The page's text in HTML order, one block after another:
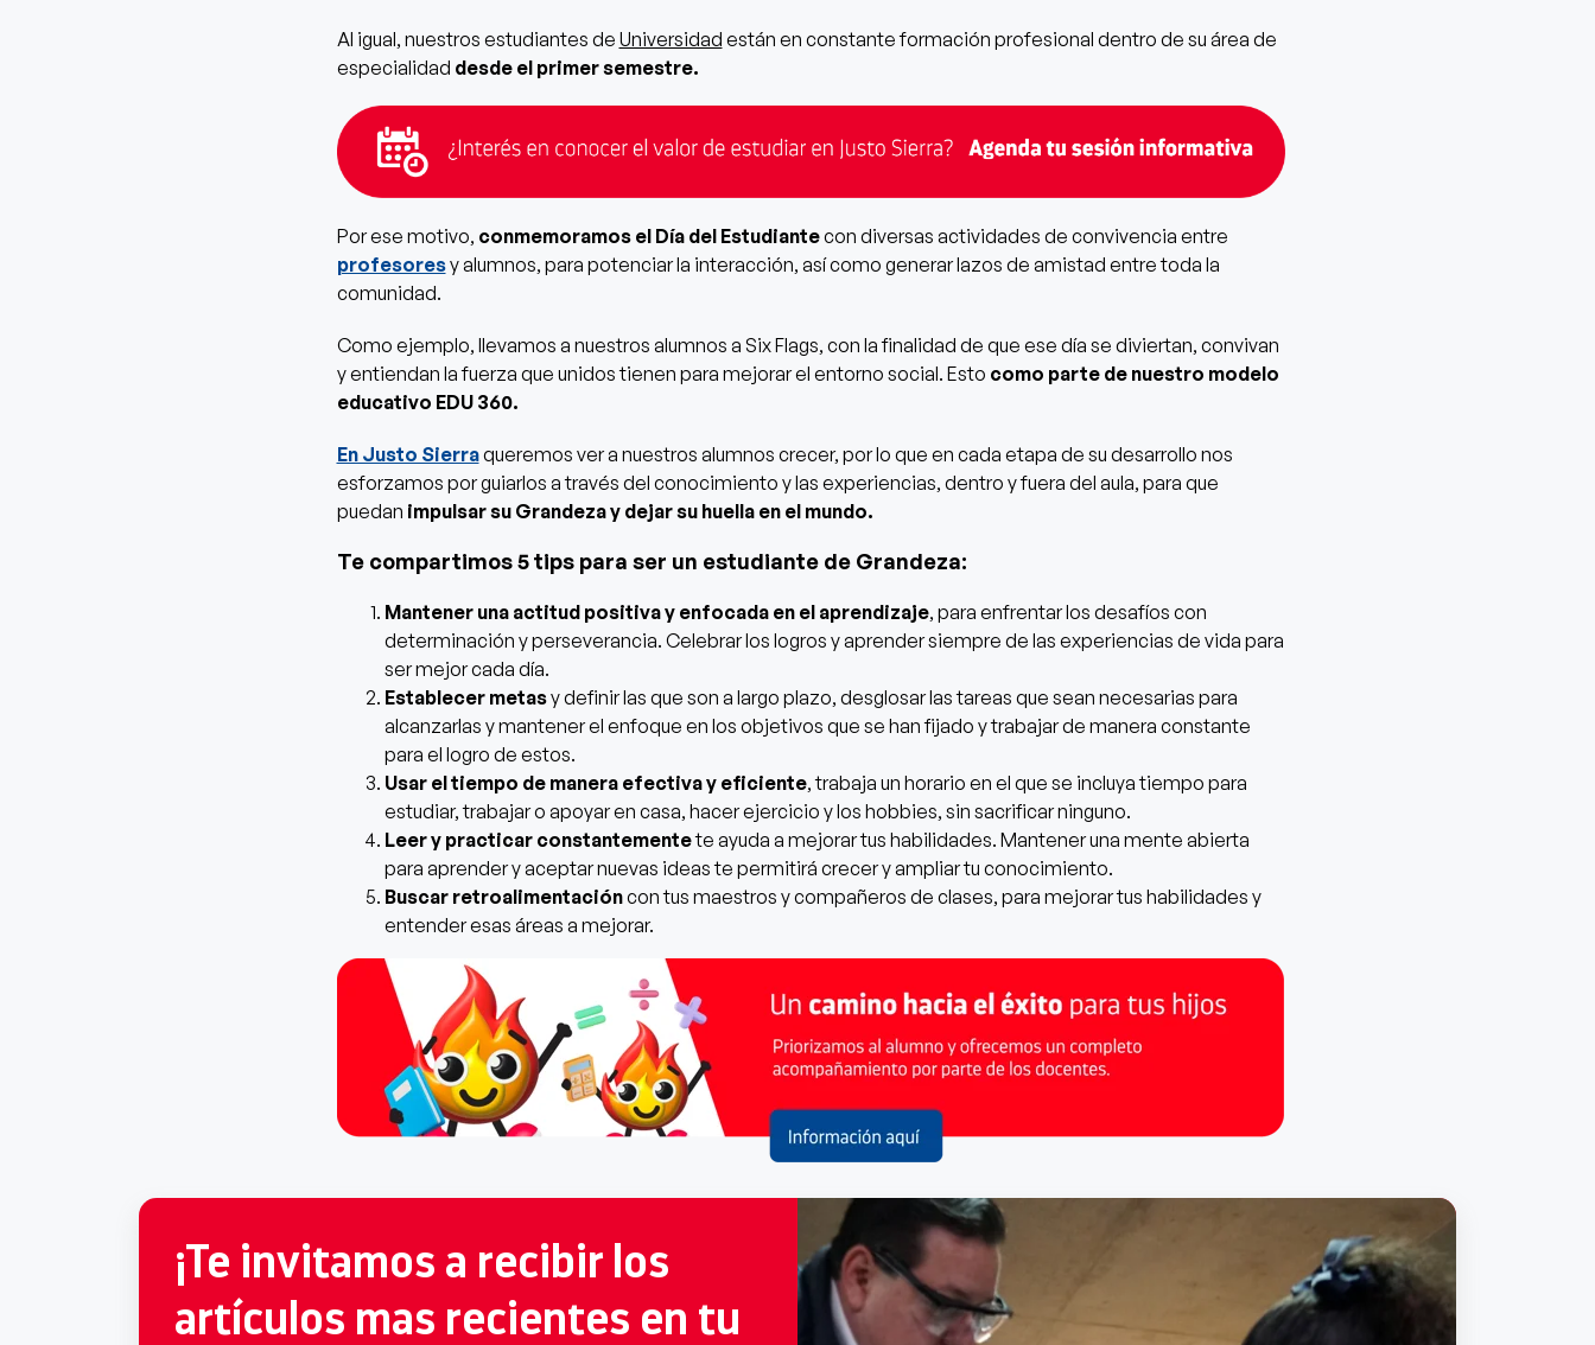
Al igual, nuestros estudiantes de Universidad están en constante formación profesional dentro de su área de
especialidad desde el primer semestre.
Por ese motivo, conmemoramos el Día del Estudiantecon diversas actividades de convivencia entre
profesoresy alumnos, para potenciar la interacción, así como generar lazos de amistad entre toda la
comunidad.
Como ejemplo, llevamos a nuestros alumnos a Six Flags, con la finalidad de que ese día se diviertan, convivan
y entiendan la fuerza que unidos tienen para mejorar el entorno social. Esto como parte de nuestro modelo
educativo EDU 360.
En Justo Sierraqueremos ver a nuestros alumnos crecer, por lo que en cada etapa de su desarrollo nos
esforzamos por guiarlos a través del conocimiento y las experiencias, dentro y fuera del aula, para que
puedan impulsar su Grandeza y dejar su huella en el mundo.
Te compartimos 5 tips para ser un estudiante de Grandeza:
Mantener una actitud positiva y enfocada en el aprendizaje, para enfrentar los desafíos con
determinación y perseverancia. Celebrar los logros y aprender siempre de las experiencias de vida para
ser mejor cada día.
Establecer metasy definir las que son a largo plazo, desglosar las tareas que sean necesarias para
alcanzarlas y mantener el enfoque en los objetivos que se han fijado y trabajar de manera constante
para el logro de estos.
Usar el tiempo de manera efectiva y eficiente, trabaja un horario en el que se incluya tiempo para
estudiar, trabajar o apoyar en casa, hacer ejercicio y los hobbies, sin sacrificar ninguno.
Leer y practicar constantementete ayuda a mejorar tus habilidades. Mantener una mente abierta
para aprender y aceptar nuevas ideas te permitirá crecer y ampliar tu conocimiento.
Buscar retroalimentacióncon tus maestros y compañeros de clases, para mejorar tus habilidades y
entender esas áreas a mejorar.
¡Te invitamos a recibir los
artículos mas recientes en tu